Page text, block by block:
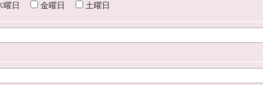
曜日 金曜日 土曜日